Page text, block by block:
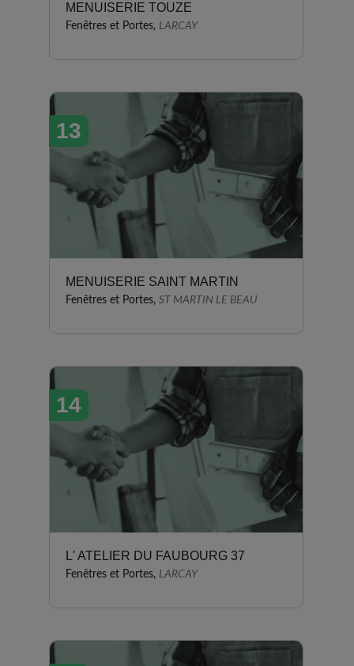
MENUISERIE TOUZE
Fenêtres et Portes, LARCAY
13
MENUISERIE SAINT MARTIN
Fenêtres et Portes, ST MARTIN LE BEAU
14
L' ATELIER DU FAUBOURG 37
Fenêtres et Portes, LARCAY